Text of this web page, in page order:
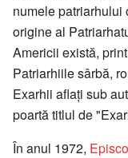
numele patriarhului
origine al
Americii există,
Patriarhiile sârbă,
Exarhii aflați sub
poartă titlul de
În anul 1972,